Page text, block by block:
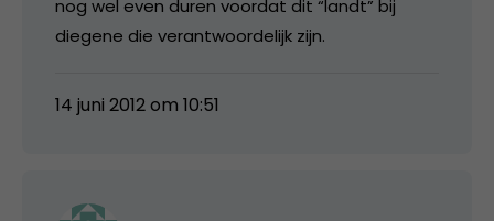
nog wel even duren voordat dit “landt” bij
diegene die verantwoordelijk zijn.
14 juni 2012 om 10:51